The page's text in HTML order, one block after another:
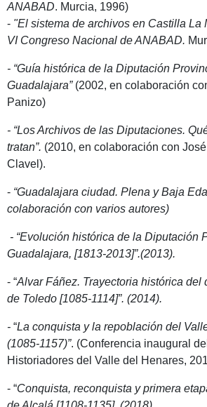
ANABAD. Murcia, 1996)
- "El sistema de archivos en Castilla La
VI Congreso Nacional de ANABAD.
- “Guía histórica de la Diputación
Guadalajara”(2002, en colaboración
Panizo)
- “Los Archivos de las Diputaciones.
tratan”. (2010, en colaboración con
Clavel).
- “Guadalajara ciudad. Plena y Baja
colaboración con varios autores)
- “Evolución histórica de la Diputación
Guadalajara, [1813-2013]”.(2013).
- “Alvar Fáñez. Trayectoria histórica del
de Toledo [1085-1114]”. (2014).
- “La conquista y la repoblación del
(1085-1157)”. (Conferencia inaugural
Historiadores del Valle del Henares,
- “Conquista, reconquista y primera